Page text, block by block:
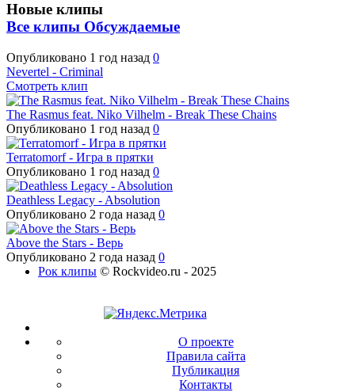
Новые клипы
Все клипы Обсуждаемые
Опубликовано 1 год назад 0
Nevertel - Criminal
Смотреть клип
The Rasmus feat. Niko Vilhelm - Break These Chains
Опубликовано 1 год назад 0
Terratomorf - Игра в прятки
Опубликовано 1 год назад 0
Deathless Legacy - Absolution
Опубликовано 2 года назад 0
Above the Stars - Верь
Опубликовано 2 года назад 0
Рок клипы © Rockvideo.ru - 2025
О проекте
Правила сайта
Публикация
Контакты